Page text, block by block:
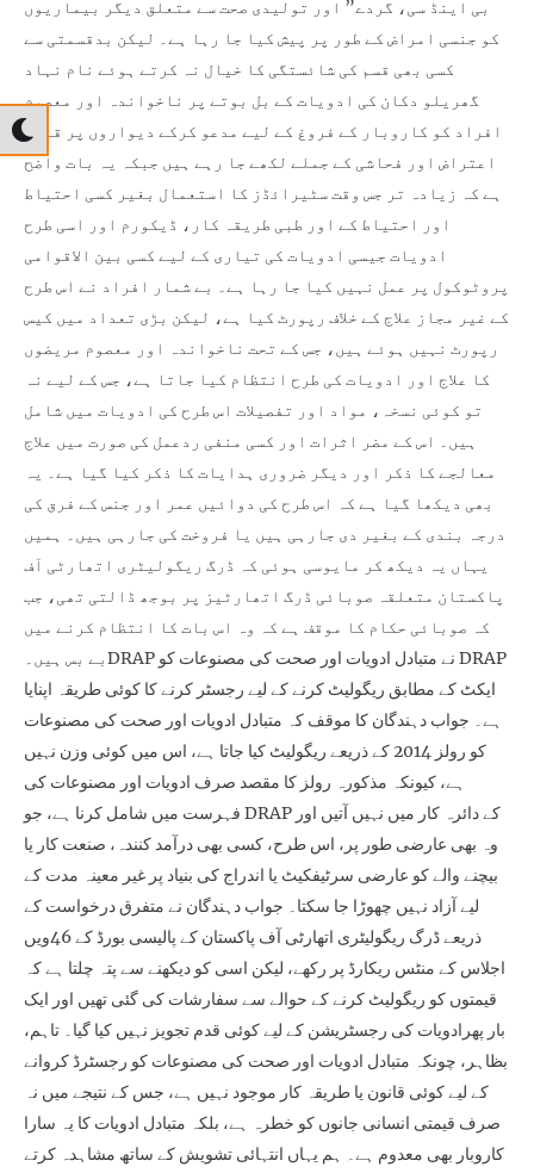
بی اینڈ سی، گردے” اور تولیدی صحت سے متعلق دیگر بیماریوں
کو جنسی امراض کے طور پر پیش کیا جا رہا ہے۔ لیکن بدقسمتی سے
کسی بھی قسم کی شائستگی کا خیال نہ کرتے ہوئے نام نہاد
گھریلو دکان کی ادویات کے بل بوتے پر ناخواندہ اور معصوم
افراد کو کاروبار کے فروغ کے لیے مدعو کرکے دیواروں پر قابل
اعتراض اور فحاشی کے جملے لکھے جا رہے ہیں جبکہ یہ بات واضح
ہے کہ زیادہ تر جس وقت سٹیرائڈز کا استعمال بغیر کسی احتیاط
اور احتیاط کے اور طبی طریقہ کار، ڈیکورم اور اسی طرح
ادویات جیسی ادویات کی تیاری کے لیے کسی بین الاقوامی
پروٹوکول پر عمل نہیں کیا جا رہا ہے۔ بے شمار افراد نے اس طرح
کے غیر مجاز علاج کے خلاف رپورٹ کیا ہے، لیکن بڑی تعداد میں کیس
رپورٹ نہیں ہوئے ہیں، جس کے تحت ناخواندہ اور معصوم مریضوں
کا علاج اور ادویات کی طرح انتظام کیا جاتا ہے، جس کے لیے نہ
تو کوئی نسخہ، مواد اور تفصیلات اس طرح کی ادویات میں شامل
ہیں۔ اس کے مضر اثرات اور کسی منفی ردعمل کی صورت میں علاج
معالجے کا ذکر اور دیگر ضروری ہدایات کا ذکر کیا گیا ہے۔ یہ
بھی دیکھا گیا ہے کہ اس طرح کی دوائیں عمر اور جنس کے فرق کی
درجہ بندی کے بغیر دی جارہی ہیں یا فروخت کی جارہی ہیں۔ ہمیں
یہاں یہ دیکھ کر مایوسی ہوئی کہ ڈرگ ریگولیٹری اتھارٹی آف
پاکستان متعلقہ صوبائی ڈرگ اتھارٹیز پر بوجھ ڈالتی تھی، جب
کہ صوبائی حکام کا موقف ہے کہ وہ اس بات کا انتظام کرنے میں
بے بس ہیں۔DRAP نے متبادل ادویات اور صحت کی مصنوعات کو DRAP
ایکٹ کے مطابق ریگولیٹ کرنے کے لیے رجسٹر کرنے کا کوئی طریقہ اپنایا
ہے۔ جواب دہندگان کا موقف کہ متبادل ادویات اور صحت کی مصنوعات
کو رولز 2014 کے ذریعے ریگولیٹ کیا جاتا ہے، اس میں کوئی وزن نہیں
ہے، کیونکہ مذکورہ رولز کا مقصد صرف ادویات اور مصنوعات کی
فہرست میں شامل کرنا ہے، جو DRAP کے دائرہ کار میں نہیں آتیں اور
وہ بھی عارضی طور پر، اس طرح، کسی بھی درآمد کنندہ، صنعت کار یا
بیچنے والے کو عارضی سرٹیفکیٹ یا اندراج کی بنیاد پر غیر معینہ مدت کے
لیے آزاد نہیں چھوڑا جا سکتا۔ جواب دہندگان نے متفرق درخواست کے
ذریعے ڈرگ ریگولیٹری اتھارٹی آف پاکستان کے پالیسی بورڈ کے 46ویں
اجلاس کے منٹس ریکارڈ پر رکھے، لیکن اسی کو دیکھنے سے پتہ چلتا ہے کہ
قیمتوں کو ریگولیٹ کرنے کے حوالے سے سفارشات کی گئی تھیں اور ایک
بار پھرادویات کی رجسٹریشن کے لیے کوئی قدم تجویز نہیں کیا گیا۔ تاہم،
بظاہر، چونکہ متبادل ادویات اور صحت کی مصنوعات کو رجسٹرڈ کروانے
کے لیے کوئی قانون یا طریقہ کار موجود نہیں ہے، جس کے نتیجے میں نہ
صرف قیمتی انسانی جانوں کو خطرہ ہے، بلکہ متبادل ادویات کا یہ سارا
کاروبار بھی معدوم ہے۔ ہم یہاں انتہائی تشویش کے ساتھ مشاہدہ کرتے